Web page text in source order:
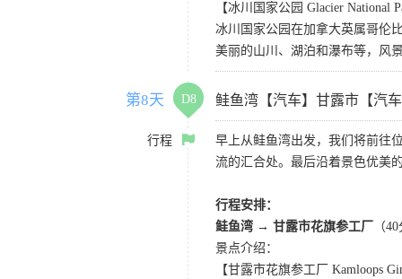
【冰川国家公园 Glacier National
冰川国家公园在加拿大英属哥伦
美丽的山川、湖泊和瀑布等，风
第8天 D8 鲑鱼湾【汽车】甘露市【汽
行程
早上从鲑鱼湾出发，我们将前往
流的汇合处。最后沿着景色优美
行程安排：
鲑鱼湾 → 甘露市花旗参工厂
（
景点介绍：
【甘露市花旗参工厂 Kamloops